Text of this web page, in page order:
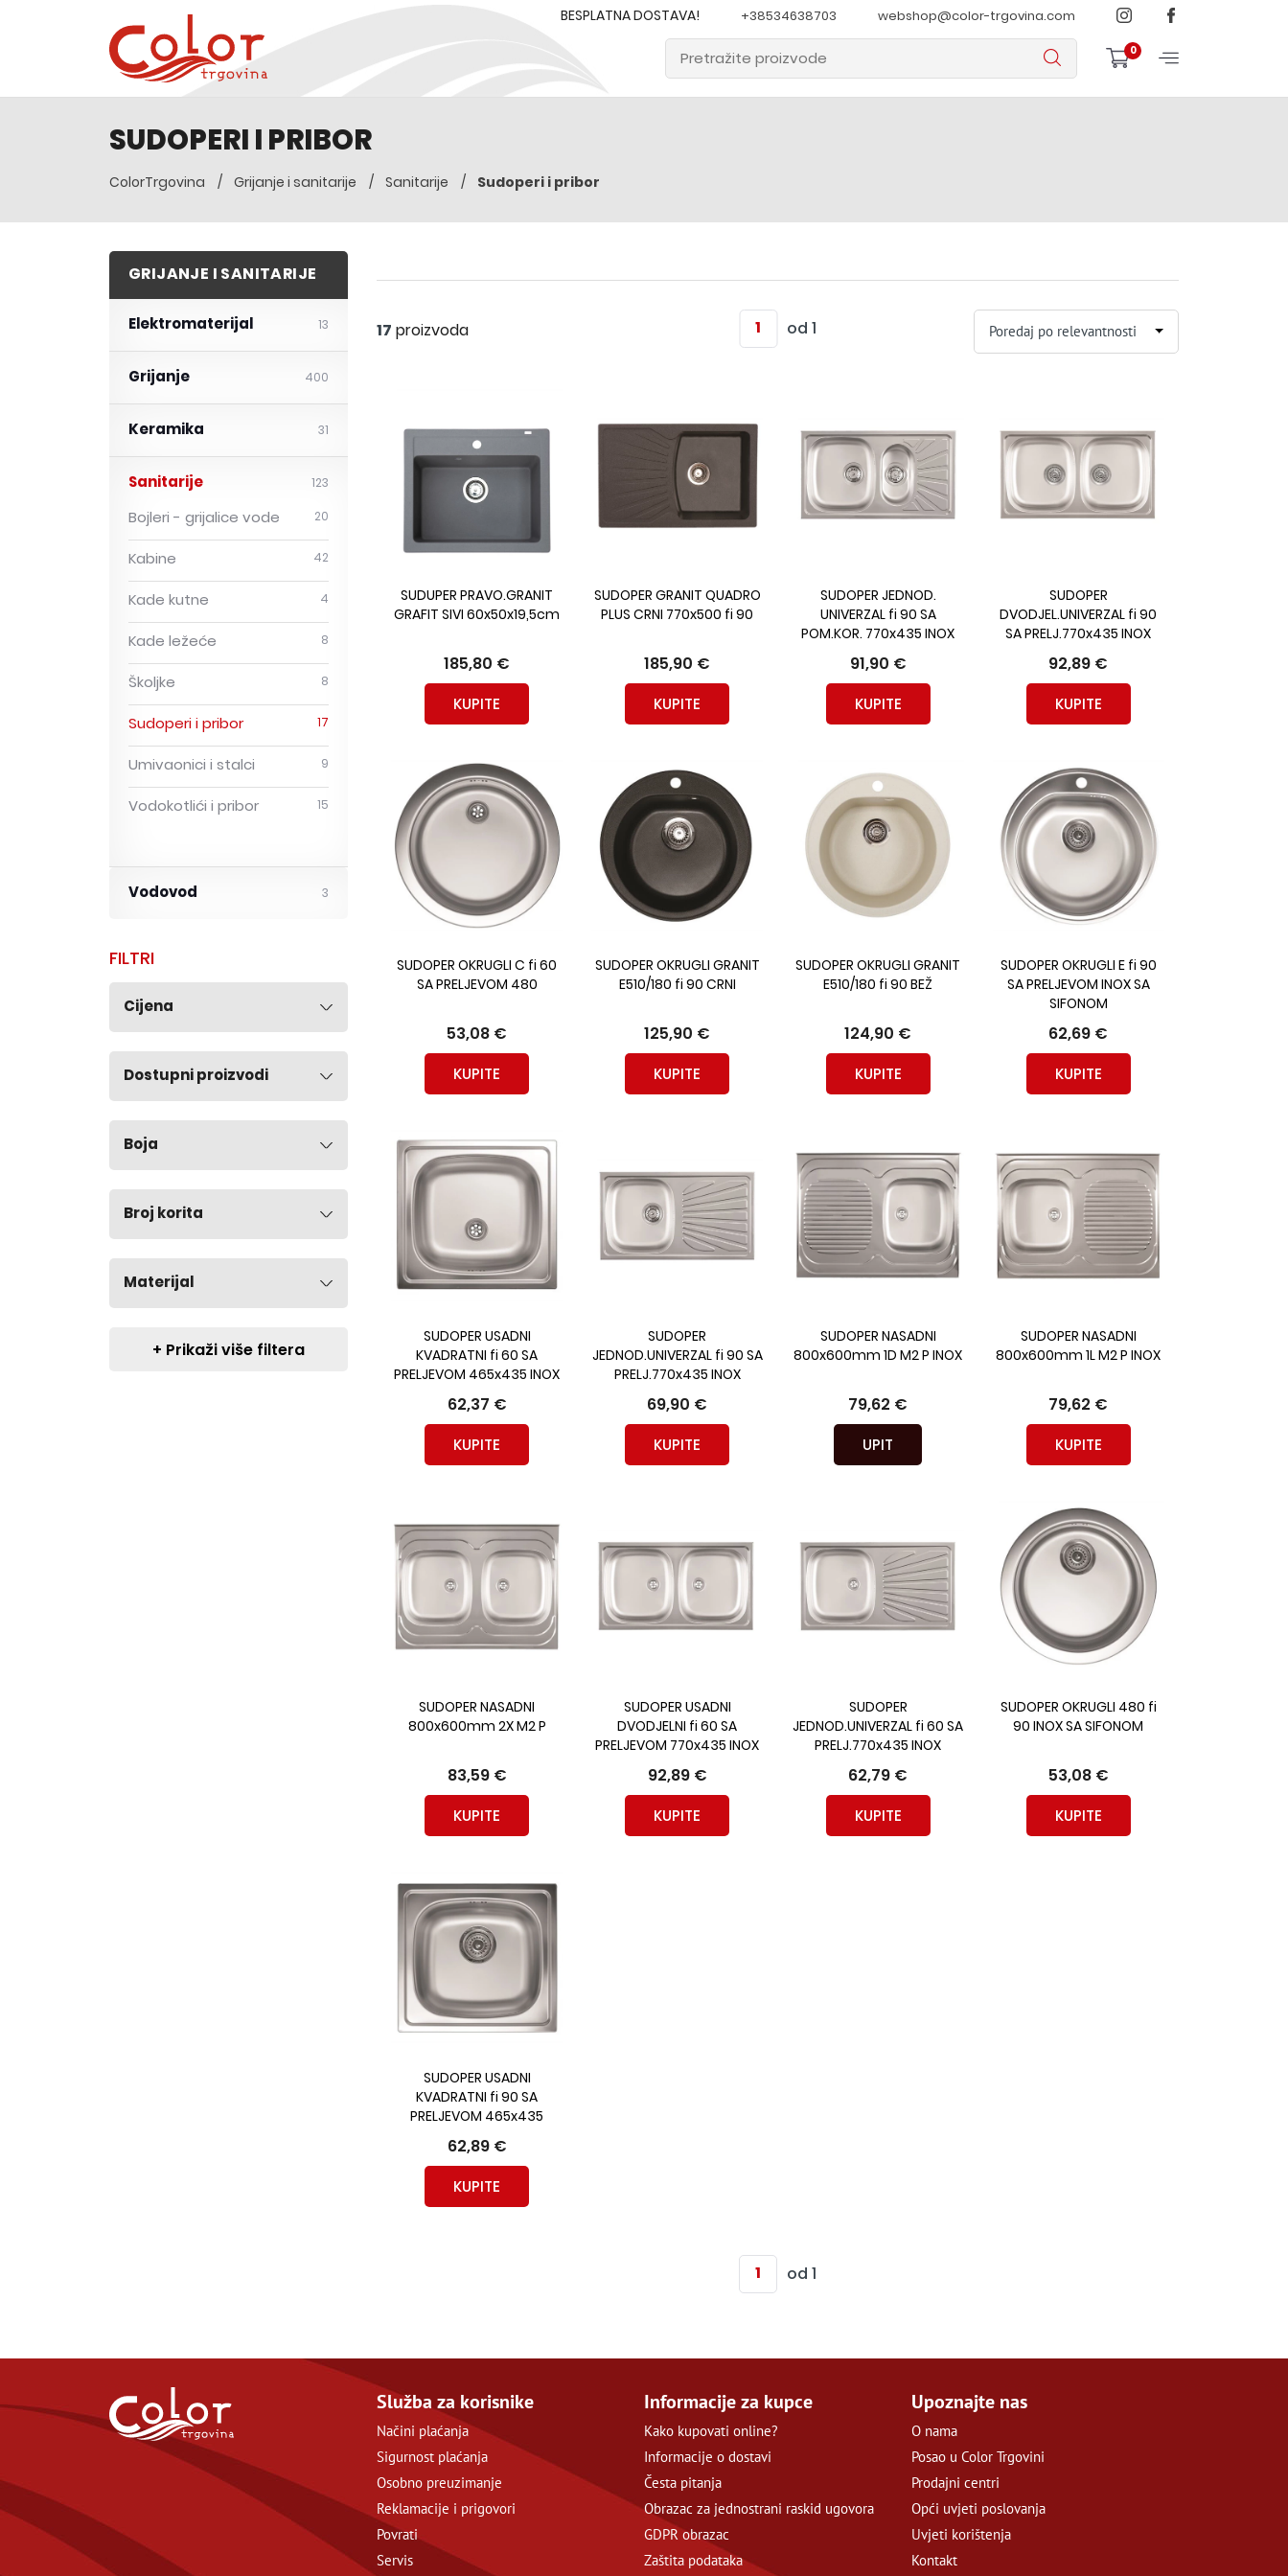
BESPLATNA DOSTAVA! +38534638703 webshop@color-trgovina.com
0
SUDOPERI I PRIBOR
ColorTrgovina Grijanje i sanitarije Sanitarije Sudoperi i pribor
GRIJANJE I SANITARIJE
Elektromaterijal 13
Grijanje 400
Keramika 31
Sanitarije 123
Bojleri - grijalice vode 20
Kabine 42
Kade kutne 4
Kade ležeće 8
Školjke 8
Sudoperi i pribor 17
Umivaonici i stalci 9
Vodokotlići i pribor 15
Vodovod 3
FILTRI
Cijena
Dostupni proizvodi
Boja
Broj korita
Materijal
+ Prikaži više filtera
17proizvoda od 1 Poredaj po relevantnosti
SUDUPER PRAVO.GRANIT
GRAFIT SIVI 60x50x19,5cm
185,80 €
KUPITE
SUDOPER GRANIT QUADRO
PLUS CRNI 770x500 fi 90
185,90 €
KUPITE
SUDOPER JEDNOD.
UNIVERZAL fi 90 SA
POM.KOR. 770x435 INOX
91,90 €
KUPITE
SUDOPER
DVODJEL.UNIVERZAL fi 90
SA PRELJ.770x435 INOX
92,89 €
KUPITE
SUDOPER OKRUGLI C fi 60
SA PRELJEVOM 480
53,08 €
KUPITE
SUDOPER OKRUGLI GRANIT
E510/180 fi 90 CRNI
125,90 €
KUPITE
SUDOPER OKRUGLI GRANIT
E510/180 fi 90 BEŽ
124,90 €
KUPITE
SUDOPER OKRUGLI E fi 90
SA PRELJEVOM INOX SA
SIFONOM
62,69 €
KUPITE
SUDOPER USADNI
KVADRATNI fi 60 SA
PRELJEVOM 465x435 INOX
62,37 €
KUPITE
SUDOPER
JEDNOD.UNIVERZAL fi 90 SA
PRELJ.770x435 INOX
69,90 €
KUPITE
SUDOPER NASADNI
800x600mm 1D M2 P INOX
79,62 €
UPIT
SUDOPER NASADNI
800x600mm 1L M2 P INOX
79,62 €
KUPITE
SUDOPER NASADNI
800x600mm 2X M2 P
83,59 €
KUPITE
SUDOPER USADNI
DVODJELNI fi 60 SA
PRELJEVOM 770x435 INOX
92,89 €
KUPITE
SUDOPER
JEDNOD.UNIVERZAL fi 60 SA
PRELJ.770x435 INOX
62,79 €
KUPITE
SUDOPER OKRUGLI 480 fi
90 INOX SA SIFONOM
53,08 €
KUPITE
SUDOPER USADNI
KVADRATNI fi 90 SA
PRELJEVOM 465x435
62,89 €
KUPITE
od 1
Služba za korisnike
Načini plaćanja
Sigurnost plaćanja
Osobno preuzimanje
Reklamacije i prigovori
Povrati
Servis
Informacije za kupce
Kako kupovati online?
Informacije o dostavi
Česta pitanja
Obrazac za jednostrani raskid ugovora
GDPR obrazac
Zaštita podataka
Upoznajte nas
O nama
Posao u Color Trgovini
Prodajni centri
Opći uvjeti poslovanja
Uvjeti korištenja
Kontakt